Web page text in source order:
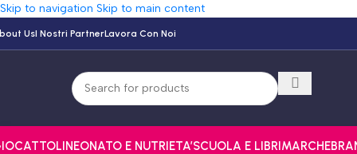
Skip to navigation Skip to main content
UsI Nostri PartnerLavora Con Noi
NEONATO E NUTRIETA’SCUOLA E LIBRIMARCHE